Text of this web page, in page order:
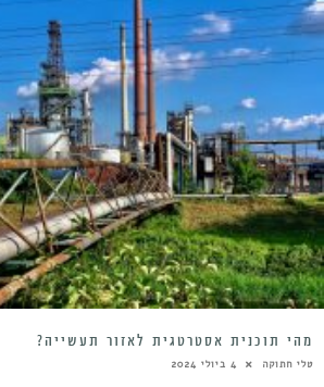
מהי תוכנית אסטרטגית לאזור תעשייה?
טלי חתוקה 4 ביולי 2024